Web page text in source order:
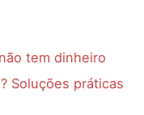
tem dinheiro
Soluções práticas